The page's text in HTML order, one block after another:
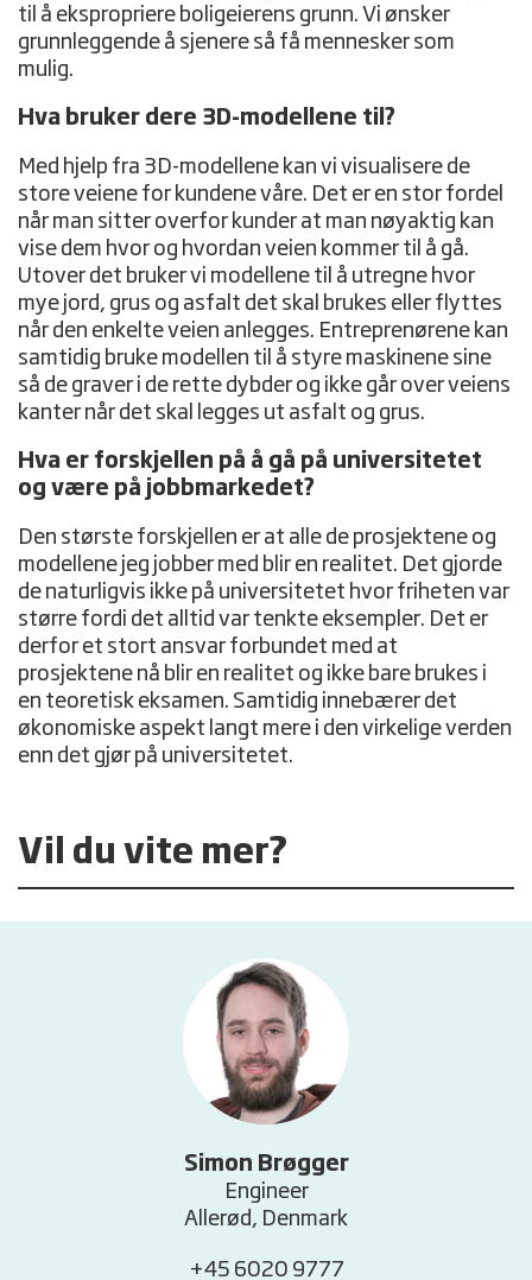
til å ekspropriere boligeierens grunn. Vi ønsker
grunnleggende å sjenere så få mennesker som
mulig.
Hva bruker dere 3D-modellene til?
Med hjelp fra 3D-modellene kan vi visualisere de
store veiene for kundene våre. Det er en stor fordel
når man sitter overfor kunder at man nøyaktig kan
vise dem hvor og hvordan veien kommer til å gå.
Utover det bruker vi modellene til å utregne hvor
mye jord, grus og asfalt det skal brukes eller flyttes
når den enkelte veien anlegges. Entreprenørene kan
samtidig bruke modellen til å styre maskinene sine
så de graver i de rette dybder og ikke går over veiens
kanter når det skal legges ut asfalt og grus.
Hva er forskjellen på å gå på universitetet
og være på jobbmarkedet?
Den største forskjellen er at alle de prosjektene og
modellene jeg jobber med blir en realitet. Det gjorde
de naturligvis ikke på universitetet hvor friheten var
større fordi det alltid var tenkte eksempler. Det er
derfor et stort ansvar forbundet med at
prosjektene nå blir en realitet og ikke bare brukes i
en teoretisk eksamen. Samtidig innebærer det
økonomiske aspekt langt mere i den virkelige verden
enn det gjør på universitetet.
Vil du vite mer?
Simon Brøgger
Engineer
Allerød, Denmark
+45 6020 9777